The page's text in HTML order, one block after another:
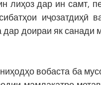
лиҳоз дар ин самт,
иҷозатдиҳӣ
доираи як
вобаста ба